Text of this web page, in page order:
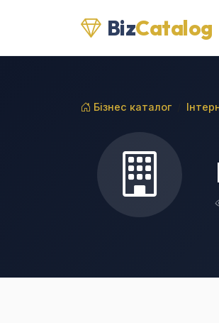
BizCatalog
Бізнес каталог